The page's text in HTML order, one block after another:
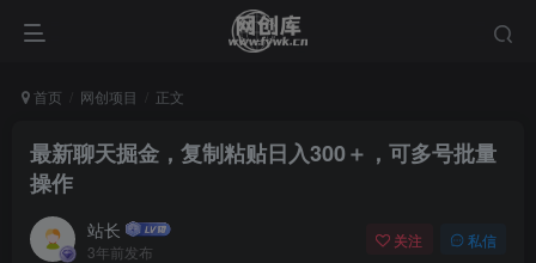
首页 网创项目 正文
最新聊天掘金，复制粘贴日入300＋，可多号批量
操作
站长
3年前发布
关注 私信